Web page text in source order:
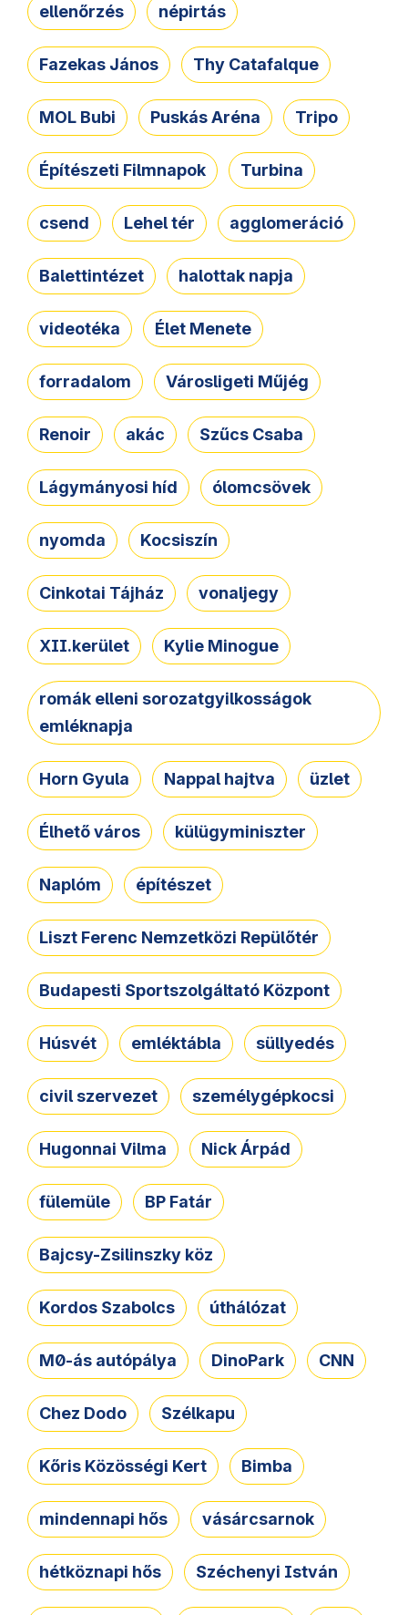
ellenőrzés népirtás
Fazekas János Thy Catafalque
MOL Bubi Puskás Aréna Tripo
Építészeti Filmnapok Turbina
csend Lehel tér agglomeráció
Balettintézet halottak napja
videotéka Élet Menete
forradalom Városligeti Műjég
Renoir akác Szűcs Csaba
Lágymányosi híd ólomcsövek
nyomda Kocsiszín
Cinkotai Tájház vonaljegy
XII.kerület Kylie Minogue
romák elleni sorozatgyilkosságok
emléknapja
Horn Gyula Nappal hajtva üzlet
Élhető város külügyminiszter
Naplóm építészet
Liszt Ferenc Nemzetközi Repülőtér
Budapesti Sportszolgáltató Központ
Húsvét emléktábla süllyedés
civil szervezet személygépkocsi
Hugonnai Vilma Nick Árpád
fülemüle BP Fatár
Bajcsy-Zsilinszky köz
Kordos Szabolcs úthálózat
M0-ás autópálya DinoPark CNN
Chez Dodo Szélkapu
Kőris Közösségi Kert Bimba
mindennapi hős vásárcsarnok
hétköznapi hős Széchenyi István